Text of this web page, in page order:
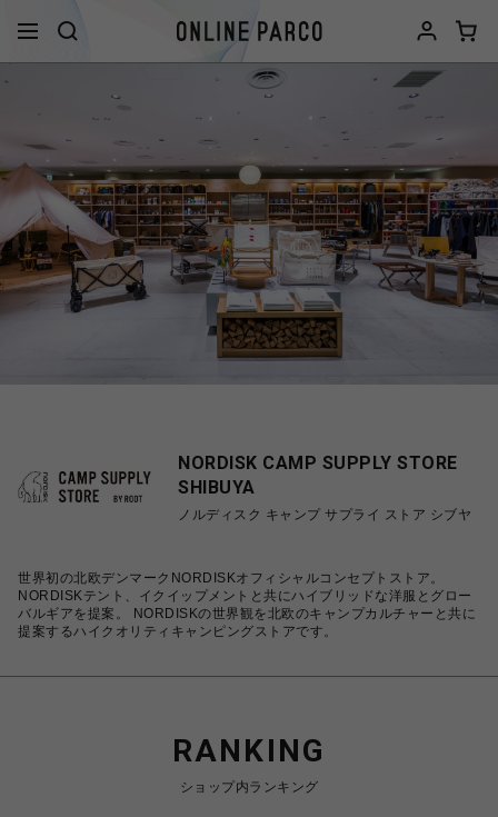
NORDISK CAMP SUPPLY STORE
SHIBUYA
ノルディスク キャンプ サプライ ストア シブヤ
世界初の北欧デンマークNORDISKオフィシャルコンセプトストア。
NORDISKテント、イクイップメントと共にハイブリッドな洋服とグロー
バルギアを提案。 NORDISKの世界観を北欧のキャンプカルチャーと共に
提案するハイクオリティキャンピングストアです。
RANKING
ショップ内ランキング